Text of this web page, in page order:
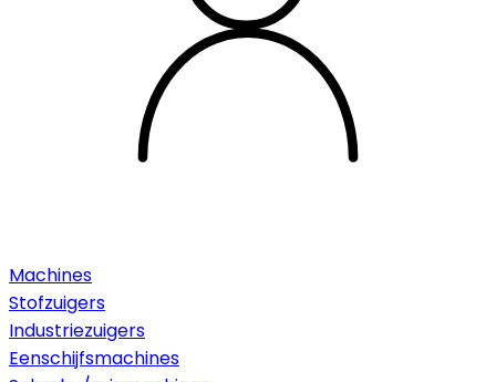
Machines
Stofzuigers
Industriezuigers
Eenschijfsmachines